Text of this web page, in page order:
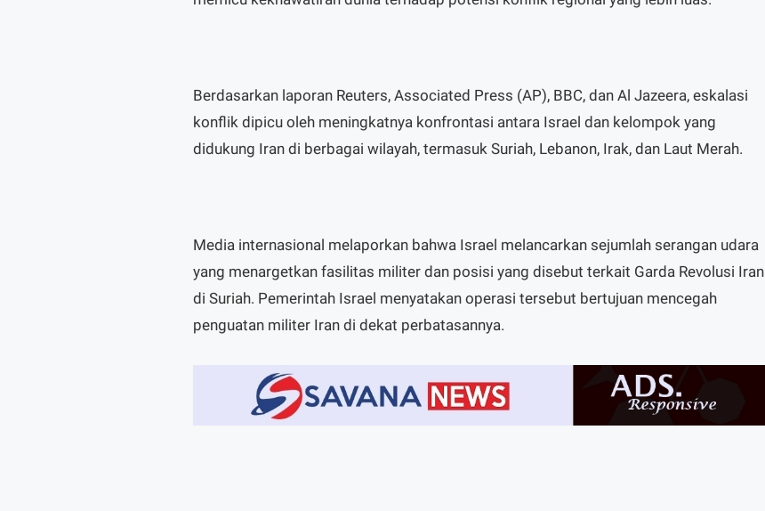
Berdasarkan laporan Reuters, Associated Press (AP), BBC, dan Al Jazeera, eskalasi
konflik dipicu oleh meningkatnya konfrontasi antara Israel dan kelompok yang
didukung Iran di berbagai wilayah, termasuk Suriah, Lebanon, Irak, dan Laut Merah.
Media internasional melaporkan bahwa Israel melancarkan sejumlah serangan udara
yang menargetkan fasilitas militer dan posisi yang disebut terkait Garda Revolusi Iran
di Suriah. Pemerintah Israel menyatakan operasi tersebut bertujuan mencegah
penguatan militer Iran di dekat perbatasannya.